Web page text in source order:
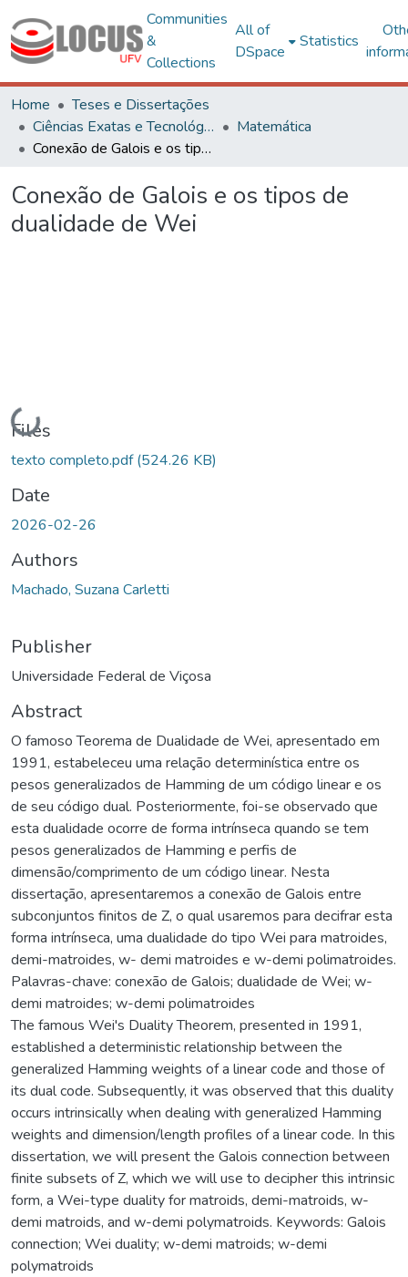
Communities
&
Collections
All of
DSpace
Statistics
Home
Teses e Dissertações
Ciências Exatas e Tecnológicas
Matemática
Conexão de Galois e os tipos de dualidade de Wei
Conexão de Galois e os tipos de
dualidade de Wei
Loading...
Files
texto completo.pdf(524.26 KB)
Date
2026-02-26
Authors
Machado, Suzana Carletti
Publisher
Universidade Federal de Viçosa
Abstract
O famoso Teorema de Dualidade de Wei, apresentado em
1991, estabeleceu uma relação determinística entre os
pesos generalizados de Hamming de um código linear e os
de seu código dual. Posteriormente, foi-se observado que
esta dualidade ocorre de forma intrínseca quando se tem
pesos generalizados de Hamming e perfis de
dimensão/comprimento de um código linear. Nesta
dissertação, apresentaremos a conexão de Galois entre
subconjuntos finitos de Z, o qual usaremos para decifrar esta
forma intrínseca, uma dualidade do tipo Wei para matroides,
demi-matroides, w- demi matroides e w-demi polimatroides.
Palavras-chave: conexão de Galois; dualidade de Wei; w-
demi matroides; w-demi polimatroides
The famous Wei's Duality Theorem, presented in 1991,
established a deterministic relationship between the
generalized Hamming weights of a linear code and those of
its dual code. Subsequently, it was observed that this duality
occurs intrinsically when dealing with generalized Hamming
weights and dimension/length profiles of a linear code. In this
dissertation, we will present the Galois connection between
finite subsets of Z, which we will use to decipher this intrinsic
form, a Wei-type duality for matroids, demi-matroids, w-
demi matroids, and w-demi polymatroids. Keywords: Galois
connection; Wei duality; w-demi matroids; w-demi
polymatroids